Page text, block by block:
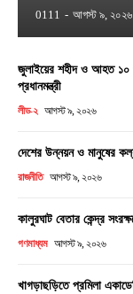
0111 - আগস্ট ৯, ২০২৬
জুলাইয়ের শহীদ ও আহত ১০
প্রধানমন্ত্রী
লীড-২ আগস্ট ৯, ২০২৬
দেশের উন্নয়ন ও মানুষের
রাজনীতি আগস্ট ৯, ২০২৬
কালুরঘাট বেতার কেন্দ্র
গণমাধ্যম আগস্ট ৯, ২০২৬
খাগড়াছড়িতে প্রমিলা